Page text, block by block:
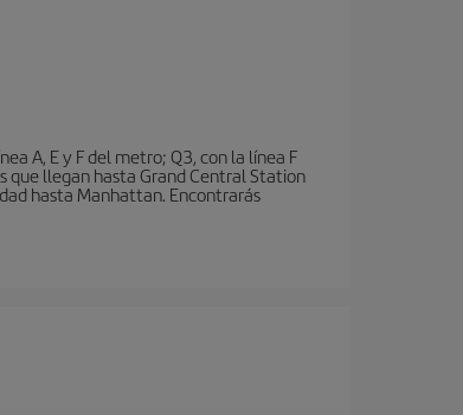
A, E y F del metro; Q3, con la línea F
que llegan hasta Grand Central Station
hasta Manhattan. Encontrarás